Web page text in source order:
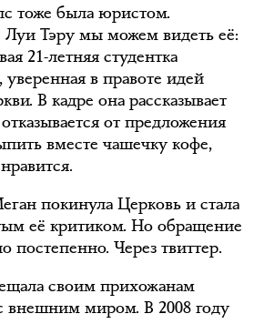
тоже была юристом.
Тэру мы можем видеть её:
21-летняя студентка
уверенная в правоте идей
В кадре она рассказывает
от предложения
вместе чашечку кофе,
покинула Церковь и стала
её критиком. Но обращение
постепенно. Через твиттер.
своим прихожанам
внешним миром. В 2008 году